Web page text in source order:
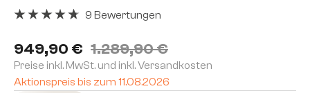
949,90 € 1.289,90 €
Preise inkl. MwSt. und inkl. Versandkosten
Aktionspreis bis zum 11.08.2026
9 Bewertungen